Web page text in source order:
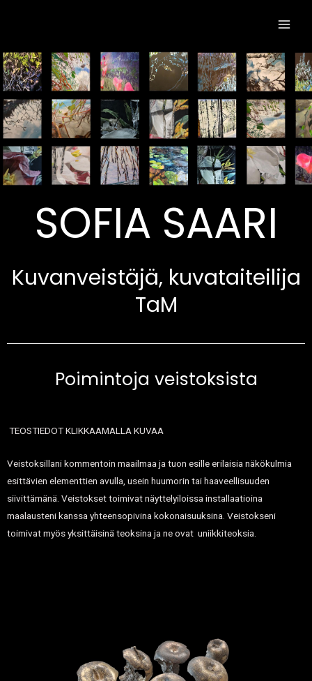
SOFIA SAARI
Kuvanveistäjä, kuvataiteilija
TaM
Poimintoja veistoksista
TEOSTIEDOT KLIKKAAMALLA KUVAA
Veistoksillani kommentoin maailmaa ja tuon esille erilaisia näkökulmia
esittävien elementtien avulla, usein huumorin tai haaveellisuuden
siivittämänä. Veistokset toimivat näyttelyiloissa installaatioina
maalausteni kanssa yhteensopivina kokonaisuuksina. Veistokseni
toimivat myös yksittäisinä teoksina ja ne ovat uniikkiteoksia.